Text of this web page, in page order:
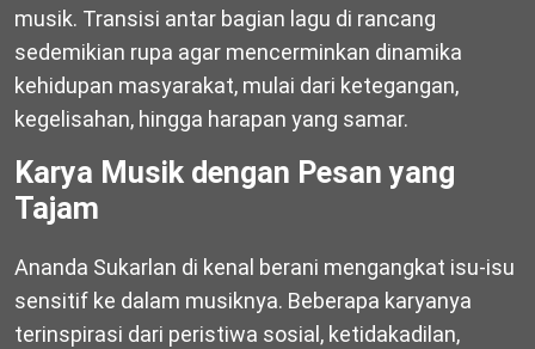
musik. Transisi antar bagian lagu di rancang
sedemikian rupa agar mencerminkan dinamika
kehidupan masyarakat, mulai dari ketegangan,
kegelisahan, hingga harapan yang samar.
Karya Musik dengan Pesan yang
Tajam
Ananda Sukarlan di kenal berani mengangkat isu-isu
sensitif ke dalam musiknya. Beberapa karyanya
terinspirasi dari peristiwa sosial, ketidakadilan,